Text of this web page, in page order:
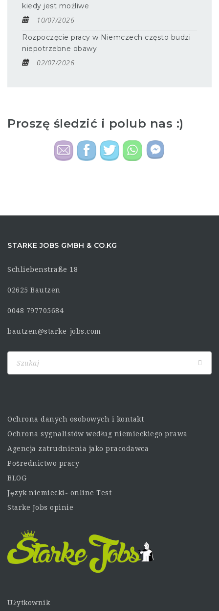
kiedy jest możliwe
10/07/2026
Rozpoczęcie pracy w Niemczech często budzi
niepotrzebne obawy
02/07/2026
Proszę śledzić i polub nas :)
STARKE JOBS GMBH & CO.KG
Schliebenstraße 18
02625 Bautzen
0048 797705684
bautzen@starke-jobs.com
Ochrona danych osobowych i kontakt
Ochrona sygnalistów według niemieckiego prawa
Agencja zatrudnienia jako pracodawca
Pośrednictwo pracy
BLOG
Język niemiecki- online Test
Starke Jobs opinie
Użytkownik